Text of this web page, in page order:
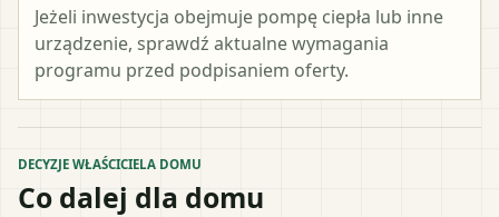
Jeżeli inwestycja obejmuje pompę ciepła lub inne
urządzenie, sprawdź aktualne wymagania
programu przed podpisaniem oferty.
DECYZJE WŁAŚCICIELA DOMU
Co dalej dla domu